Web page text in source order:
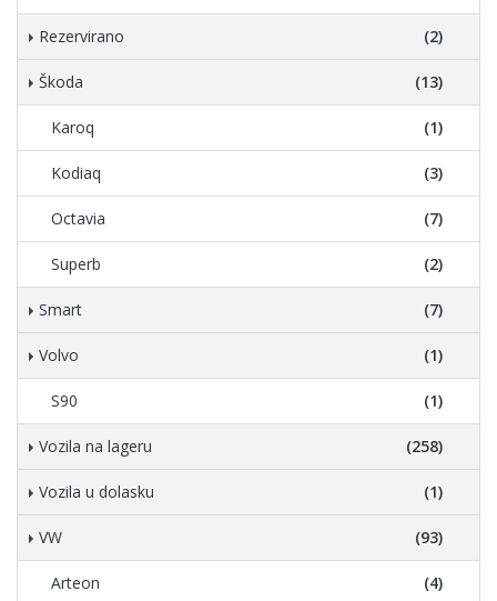
Rezervirano (2)
Škoda (13)
Karoq (1)
Kodiaq (3)
Octavia (7)
Superb (2)
Smart (7)
Volvo (1)
S90 (1)
Vozila na lageru (258)
Vozila u dolasku (1)
VW (93)
Arteon (4)